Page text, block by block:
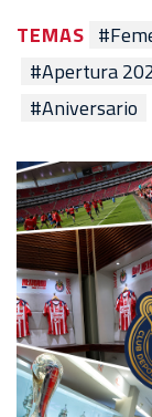
TEMAS
#Apertura
#Aniversario